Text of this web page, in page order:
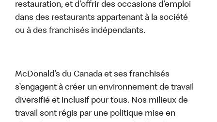
restauration, et d’offrir des occasions d’emploi
dans des restaurants appartenant à la société
ou à des franchisés indépendants.
McDonald’s du Canada et ses franchisés
s’engagent à créer un environnement de travail
diversifié et inclusif pour tous. Nos milieux de
travail sont régis par une politique mise en